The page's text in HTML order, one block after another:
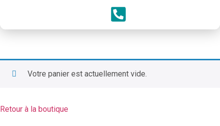
Votre panier est actuellement vide.
Retour à la boutique